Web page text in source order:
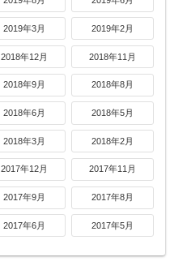
2019年3月 2019年2月
2018年12月 2018年11月
2018年9月 2018年8月
2018年6月 2018年5月
2018年3月 2018年2月
2017年12月 2017年11月
2017年9月 2017年8月
2017年6月 2017年5月